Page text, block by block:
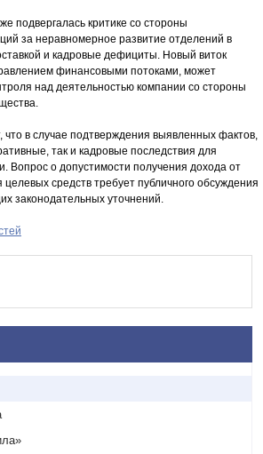
подвергалась критике со стороны
за неравномерное развитие отделений в
и кадровые дефициты. Новый виток
финансовыми потоками, может
над деятельностью компании со стороны
что в случае подтверждения выявленных фактов,
так и кадровые последствия для
Вопрос о допустимости получения дохода от
средств требует публичного обсуждения
законодательных уточнений.